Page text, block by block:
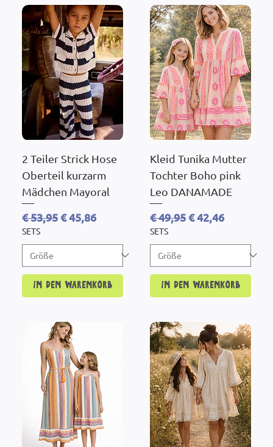
2 Teiler Strick Hose
Oberteil kurzarm
Mädchen Mayoral
Standardpreis
€ 53,95Sale-Preis
€ 45,86
SETS
In den Warenkorb
Kleid Tunika Mutter
Tochter Boho pink
Leo DANAMADE
Standardpreis
€ 49,95Sale-Preis
€ 42,46
SETS
In den Warenkorb